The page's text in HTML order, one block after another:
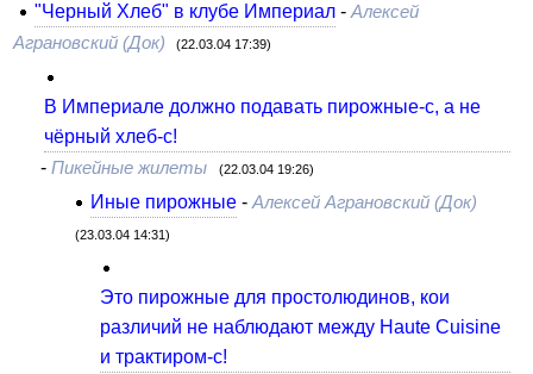
"Черный Хлеб" в клубе Империал- Алексей
Аграновский (Док)
(22.03.04 17:39)
В Империале должно подавать пирожные-с, а не
чёрный хлеб-с!
-Пикейные жилеты (22.03.04 19:26)
Иные пирожные- Алексей Аграновский (Док)
(23.03.04 14:31)
Это пирожные для простолюдинов, кои
различий не наблюдают между Haute Cuisine
и трактиром-с!